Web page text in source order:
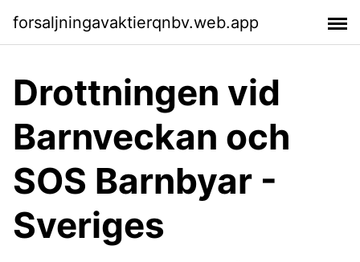
forsaljningavaktierqnbv.web.app
Drottningen vid
Barnveckan och
SOS Barnbyar -
Sveriges